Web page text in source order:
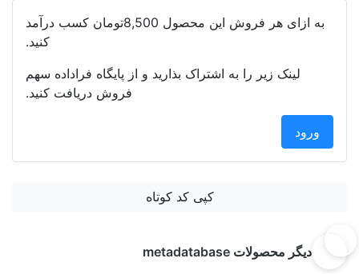
به ازای هر فروش این محصول 8,500تومان
کسب درآمد
کنید.
لینک زیر را به اشتراک بذارید و از پایگاه فراداده سهم
فروش دریافت کنید.
ورود
کپی کد کوتاه
دیگر محصولات metadatabase